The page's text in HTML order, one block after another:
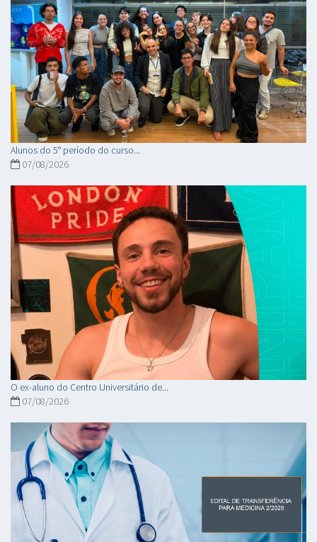
Alunos do 5° período do curso...
07/08/2026
O ex-aluno do Centro Universitário de...
07/08/2026